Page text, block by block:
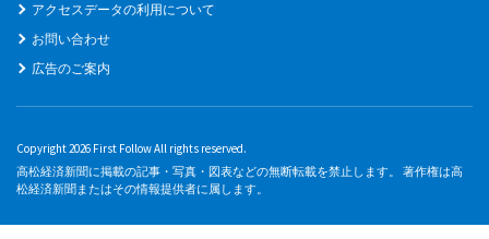
アクセスデータの利用について
お問い合わせ
広告のご案内
Copyright 2026 First Follow All rights reserved.
高松経済新聞に掲載の記事・写真・図表などの無断転載を禁止します。 著作権は高
松経済新聞またはその情報提供者に属します。